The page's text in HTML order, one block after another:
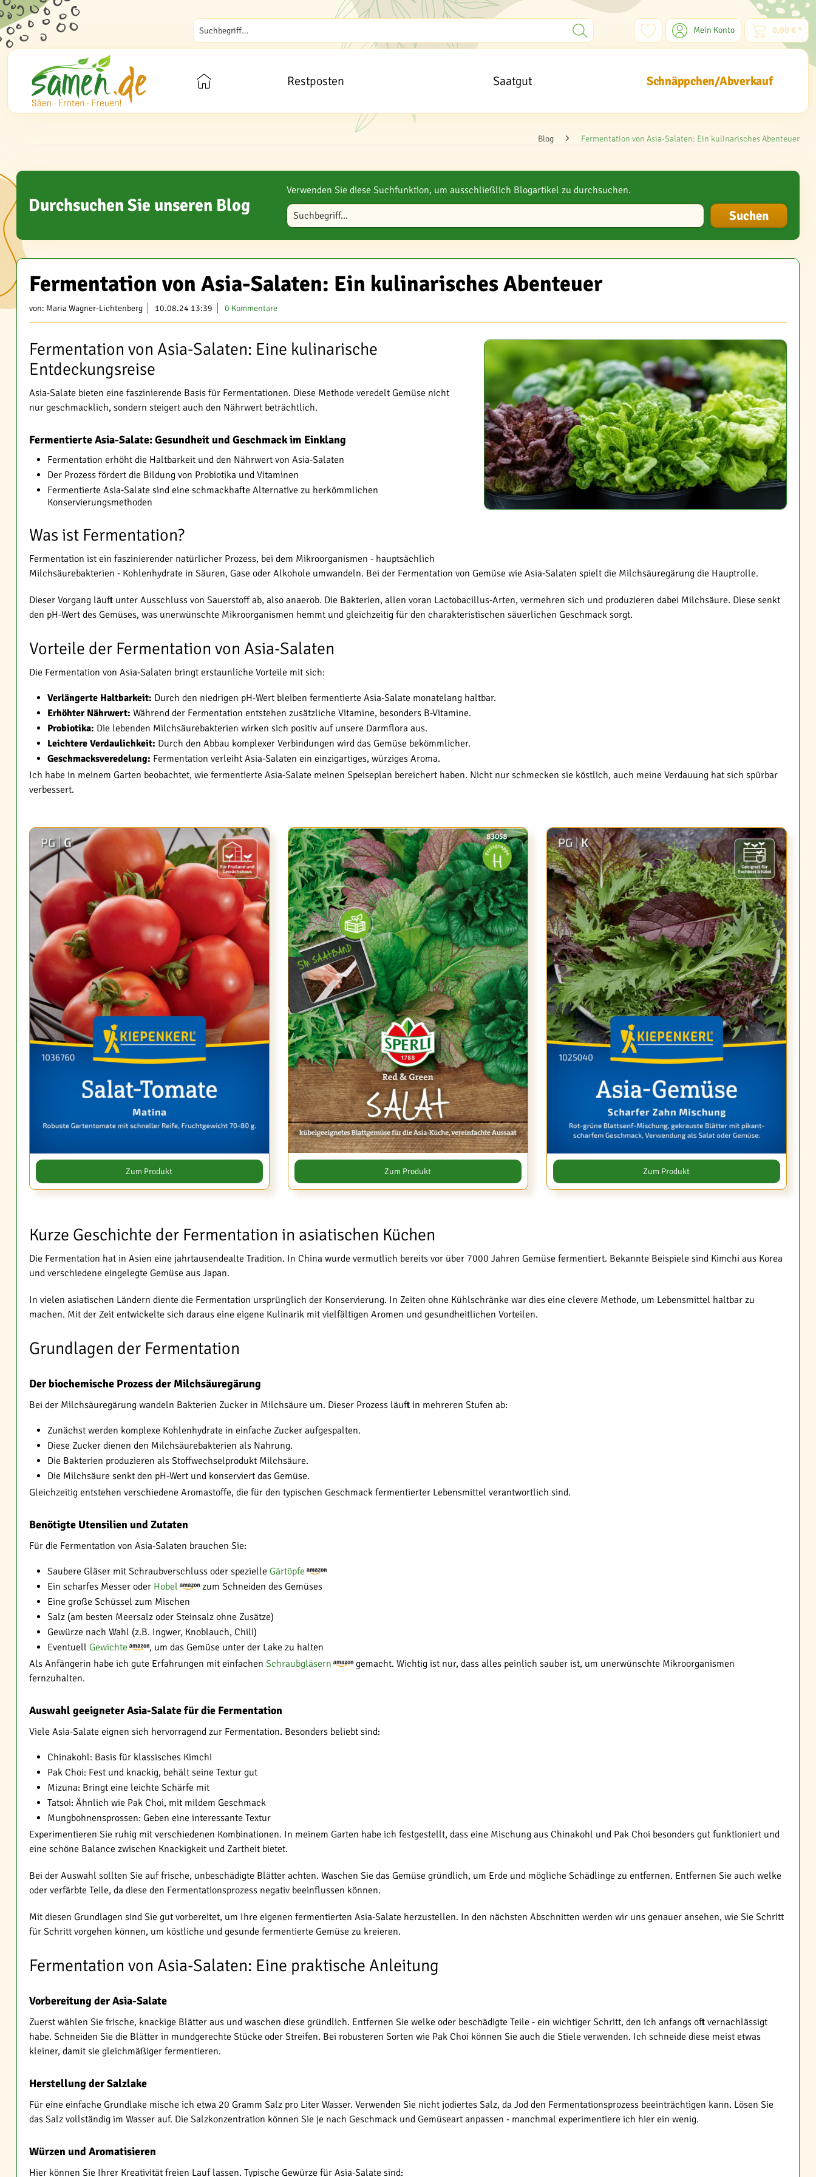
Mein Konto 0,00 € *
Restposten Saatgut Schnäppchen/Abverkauf
Blog Fermentation von Asia-Salaten: Ein kulinarisches Abenteuer
Durchsuchen Sie unseren Blog
Verwenden Sie diese Suchfunktion, um ausschließlich Blogartikel zu durchsuchen.
Blog durchsuchen
Fermentation von Asia-Salaten: Ein kulinarisches Abenteuer
von: Maria Wagner-Lichtenberg 10.08.24 13:39 0 Kommentare
Fermentation von Asia-Salaten: Eine kulinarische
Entdeckungsreise
Asia-Salate bieten eine faszinierende Basis für Fermentationen. Diese Methode veredelt Gemüse nicht
nur geschmacklich, sondern steigert auch den Nährwert beträchtlich.
Fermentierte Asia-Salate: Gesundheit und Geschmack im Einklang
Fermentation erhöht die Haltbarkeit und den Nährwert von Asia-Salaten
Der Prozess fördert die Bildung von Probiotika und Vitaminen
Fermentierte Asia-Salate sind eine schmackhafte Alternative zu herkömmlichen
Konservierungsmethoden
Was ist Fermentation?
Fermentation ist ein faszinierender natürlicher Prozess, bei dem Mikroorganismen - hauptsächlich
Milchsäurebakterien - Kohlenhydrate in Säuren, Gase oder Alkohole umwandeln. Bei der Fermentation von Gemüse wie Asia-Salaten spielt die Milchsäuregärung die Hauptrolle.
Dieser Vorgang läuft unter Ausschluss von Sauerstoff ab, also anaerob. Die Bakterien, allen voran Lactobacillus-Arten, vermehren sich und produzieren dabei Milchsäure. Diese senkt
den pH-Wert des Gemüses, was unerwünschte Mikroorganismen hemmt und gleichzeitig für den charakteristischen säuerlichen Geschmack sorgt.
Vorteile der Fermentation von Asia-Salaten
Die Fermentation von Asia-Salaten bringt erstaunliche Vorteile mit sich:
Verlängerte Haltbarkeit: Durch den niedrigen pH-Wert bleiben fermentierte Asia-Salate monatelang haltbar.
Erhöhter Nährwert: Während der Fermentation entstehen zusätzliche Vitamine, besonders B-Vitamine.
Probiotika: Die lebenden Milchsäurebakterien wirken sich positiv auf unsere Darmflora aus.
Leichtere Verdaulichkeit: Durch den Abbau komplexer Verbindungen wird das Gemüse bekömmlicher.
Geschmacksveredelung: Fermentation verleiht Asia-Salaten ein einzigartiges, würziges Aroma.
Ich habe in meinem Garten beobachtet, wie fermentierte Asia-Salate meinen Speiseplan bereichert haben. Nicht nur schmecken sie köstlich, auch meine Verdauung hat sich spürbar
verbessert.
Zum Produkt Zum Produkt Zum Produkt
Kurze Geschichte der Fermentation in asiatischen Küchen
Die Fermentation hat in Asien eine jahrtausendealte Tradition. In China wurde vermutlich bereits vor über 7000 Jahren Gemüse fermentiert. Bekannte Beispiele sind Kimchi aus Korea
und verschiedene eingelegte Gemüse aus Japan.
In vielen asiatischen Ländern diente die Fermentation ursprünglich der Konservierung. In Zeiten ohne Kühlschränke war dies eine clevere Methode, um Lebensmittel haltbar zu
machen. Mit der Zeit entwickelte sich daraus eine eigene Kulinarik mit vielfältigen Aromen und gesundheitlichen Vorteilen.
Grundlagen der Fermentation
Der biochemische Prozess der Milchsäuregärung
Bei der Milchsäuregärung wandeln Bakterien Zucker in Milchsäure um. Dieser Prozess läuft in mehreren Stufen ab:
Zunächst werden komplexe Kohlenhydrate in einfache Zucker aufgespalten.
Diese Zucker dienen den Milchsäurebakterien als Nahrung.
Die Bakterien produzieren als Stoffwechselprodukt Milchsäure.
Die Milchsäure senkt den pH-Wert und konserviert das Gemüse.
Gleichzeitig entstehen verschiedene Aromastoffe, die für den typischen Geschmack fermentierter Lebensmittel verantwortlich sind.
Benötigte Utensilien und Zutaten
Für die Fermentation von Asia-Salaten brauchen Sie:
Saubere Gläser mit Schraubverschluss oder spezielle Gärtöpfe
Ein scharfes Messer oder Hobel
zum Schneiden des Gemüses
Eine große Schüssel zum Mischen
Salz (am besten Meersalz oder Steinsalz ohne Zusätze)
Gewürze nach Wahl (z.B. Ingwer, Knoblauch, Chili)
Eventuell Gewichte
, um das Gemüse unter der Lake zu halten
Als Anfängerin habe ich gute Erfahrungen mit einfachen Schraubgläsern
gemacht. Wichtig ist nur, dass alles peinlich sauber ist, um unerwünschte Mikroorganismen
fernzuhalten.
Auswahl geeigneter Asia-Salate für die Fermentation
Viele Asia-Salate eignen sich hervorragend zur Fermentation. Besonders beliebt sind:
Chinakohl: Basis für klassisches Kimchi
Pak Choi: Fest und knackig, behält seine Textur gut
Mizuna: Bringt eine leichte Schärfe mit
Tatsoi: Ähnlich wie Pak Choi, mit mildem Geschmack
Mungbohnensprossen: Geben eine interessante Textur
Experimentieren Sie ruhig mit verschiedenen Kombinationen. In meinem Garten habe ich festgestellt, dass eine Mischung aus Chinakohl und Pak Choi besonders gut funktioniert und
eine schöne Balance zwischen Knackigkeit und Zartheit bietet.
Bei der Auswahl sollten Sie auf frische, unbeschädigte Blätter achten. Waschen Sie das Gemüse gründlich, um Erde und mögliche Schädlinge zu entfernen. Entfernen Sie auch welke
oder verfärbte Teile, da diese den Fermentationsprozess negativ beeinflussen können.
Mit diesen Grundlagen sind Sie gut vorbereitet, um Ihre eigenen fermentierten Asia-Salate herzustellen. In den nächsten Abschnitten werden wir uns genauer ansehen, wie Sie Schritt
für Schritt vorgehen können, um köstliche und gesunde fermentierte Gemüse zu kreieren.
Fermentation von Asia-Salaten: Eine praktische Anleitung
Vorbereitung der Asia-Salate
Zuerst wählen Sie frische, knackige Blätter aus und waschen diese gründlich. Entfernen Sie welke oder beschädigte Teile - ein wichtiger Schritt, den ich anfangs oft vernachlässigt
habe. Schneiden Sie die Blätter in mundgerechte Stücke oder Streifen. Bei robusteren Sorten wie Pak Choi können Sie auch die Stiele verwenden. Ich schneide diese meist etwas
kleiner, damit sie gleichmäßiger fermentieren.
Herstellung der Salzlake
Für eine einfache Grundlake mische ich etwa 20 Gramm Salz pro Liter Wasser. Verwenden Sie nicht jodiertes Salz, da Jod den Fermentationsprozess beeinträchtigen kann. Lösen Sie
das Salz vollständig im Wasser auf. Die Salzkonzentration können Sie je nach Geschmack und Gemüseart anpassen - manchmal experimentiere ich hier ein wenig.
Würzen und Aromatisieren
Hier können Sie Ihrer Kreativität freien Lauf lassen. Typische Gewürze für Asia-Salate sind: